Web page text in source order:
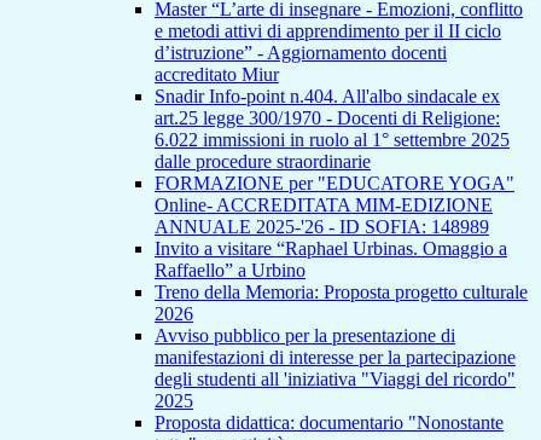
Master “L’arte di insegnare - Emozioni, conflitto
e metodi attivi di apprendimento per il II ciclo
d’istruzione” - Aggiornamento docenti
accreditato Miur
Snadir Info-point n.404. All'albo sindacale ex
art.25 legge 300/1970 - Docenti di Religione:
6.022 immissioni in ruolo al 1° settembre 2025
dalle procedure straordinarie
FORMAZIONE per "EDUCATORE YOGA"
Online- ACCREDITATA MIM-EDIZIONE
ANNUALE 2025-'26 - ID SOFIA: 148989
Invito a visitare “Raphael Urbinas. Omaggio a
Raffaello” a Urbino
Treno della Memoria: Proposta progetto culturale
2026
Avviso pubblico per la presentazione di
manifestazioni di interesse per la partecipazione
degli studenti all 'iniziativa "Viaggi del ricordo"
2025
Proposta didattica: documentario "Nonostante